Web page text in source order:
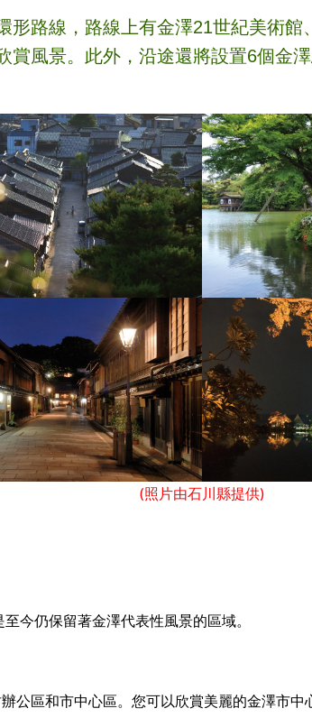
路線，路線上有金澤21世紀美術館
賞風景。此外，沿途還將設置6個金
(照片由石川縣提供)
今仍保留著金澤代表性風景的區域。
公區和市中心區。您可以欣賞美麗的金澤市中